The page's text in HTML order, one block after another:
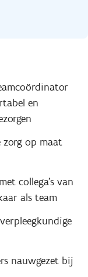
en
op maat
collega’s van
als team
nauwgezet bij